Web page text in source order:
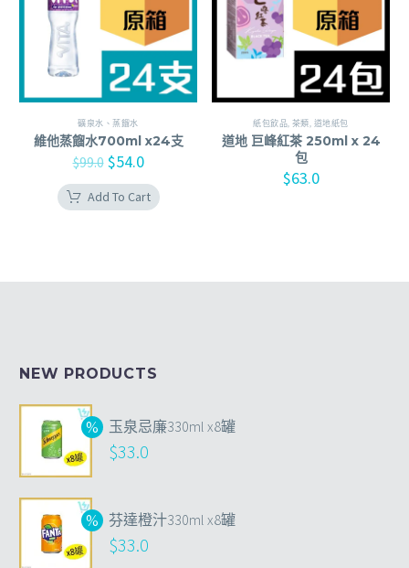
礦泉水、蒸餾水
維他蒸餾水700ml x24支
$99.0 $54.0
Add To Cart
紙包飲品 ,茶類 道地紙包
道地 巨峰紅茶 250ml x 24
包
$63.0
NEW PRODUCTS
玉泉忌廉330ml x8罐
$33.0
芬達橙汁330ml x8罐
$33.0